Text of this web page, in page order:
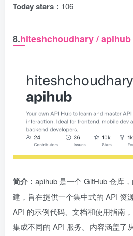
Today stars： 106
8.hiteshchoudhary / apihub
简介： apihub 是一个 GitHub 仓库
建，旨在提供一个集中式的 API 资
API 的示例代码、文档和使用指南
集成不同的 API 服务。内容涵盖了